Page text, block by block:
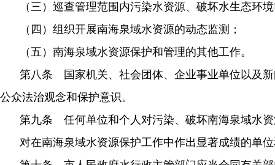
（三）巡查管理范围内污染水资源、破坏水生态环
（四）组织开展南海泉域水资源的动态监测；
（五）南海泉域水资源保护和管理的其他工作。
第八条 国家机关、社会团体、企业事业单位以及
公众法治观念和保护意识。
第九条 任何单位和个人对污染、破坏南海泉域水
对在南海泉域水资源保护工作中作出显著成绩的单